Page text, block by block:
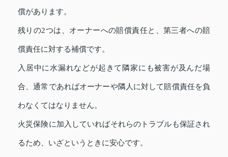
償があります。
残りの2つは、オーナーへの賠償責任と、第三者への賠
償責任に対する補償です。
入居中に水漏れなどが起きて隣家にも被害が及んだ場
合、通常であればオーナーや隣人に対して賠償責任を負
わなくてはなりません。
火災保険に加入していればそれらのトラブルも保証され
るため、いざというときに安心です。